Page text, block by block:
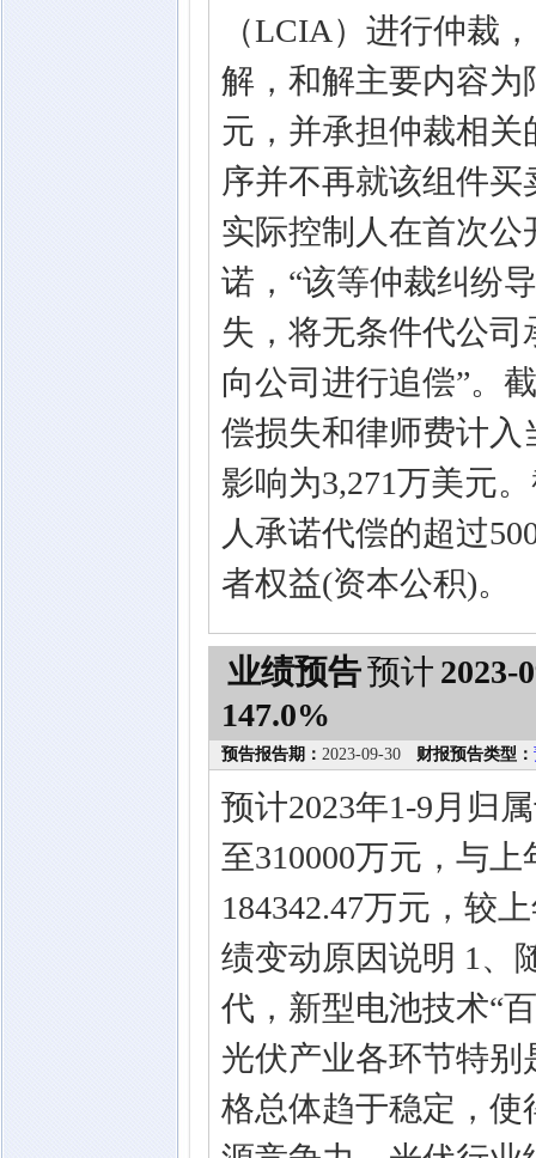
（LCIA）进行仲裁
解，和解主要内容为
元，并承担仲裁相
序并不再就该组件
实际控制人在首次
诺，“该等仲裁纠纷
失，将无条件代公
向公司进行追偿”。
偿损失和律师费计
影响为3,271万美元
人承诺代偿的超过
者权益(资本公积)。
业绩预告预计 2023-
147.0%
预告报告期： 2023-09-30 财报预告类型：
预计2023年1-9月归
至310000万元，与
184342.47万元，较
绩变动原因说明 1、
代，新型电池技术“
光伏产业各环节特
格总体趋于稳定，